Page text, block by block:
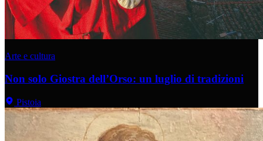
Arte e cultura
Non solo Giostra dell’Orso: un luglio di tradizioni
Pistoia